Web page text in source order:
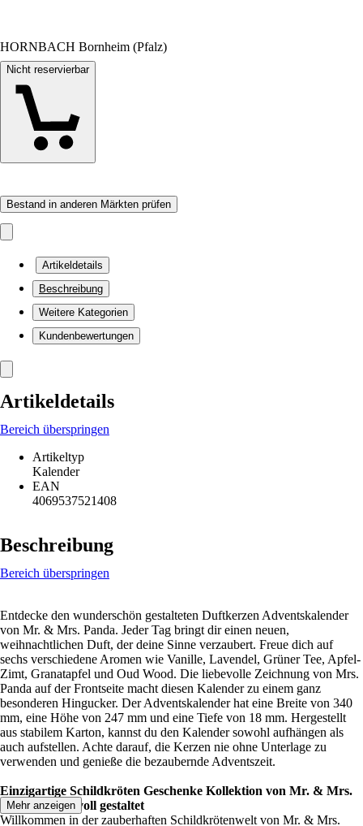
HORNBACH Bornheim (Pfalz)
Nicht reservierbar
Bestand in anderen Märkten prüfen
Artikeldetails
Beschreibung
Weitere Kategorien
Kundenbewertungen
Artikeldetails
Bereich überspringen
Artikeltyp
Kalender
EAN
4069537521408
Beschreibung
Bereich überspringen
Entdecke den wunderschön gestalteten Duftkerzen Adventskalender
von Mr. & Mrs. Panda. Jeder Tag bringt dir einen neuen,
weihnachtlichen Duft, der deine Sinne verzaubert. Freue dich auf
sechs verschiedene Aromen wie Vanille, Lavendel, Grüner Tee, Apfel-
Zimt, Granatapfel und Oud Wood. Die liebevolle Zeichnung von Mrs.
Panda auf der Frontseite macht diesen Kalender zu einem ganz
besonderen Hingucker. Der Adventskalender hat eine Breite von 340
mm, eine Höhe von 247 mm und eine Tiefe von 18 mm. Hergestellt
aus stabilem Karton, kannst du den Kalender sowohl aufhängen als
auch aufstellen. Achte darauf, die Kerzen nie ohne Unterlage zu
verwenden und genieße die bezaubernde Adventszeit.
Einzigartige Schildkröten Geschenke Kollektion von Mr. & Mrs.
Panda - Liebevoll gestaltet
Willkommen in der zauberhaften Schildkrötenwelt von Mr. & Mrs.
Mehr anzeigen